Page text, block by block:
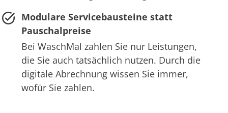
Modulare Servicebausteine statt
Pauschalpreise
Bei WaschMal zahlen Sie nur Leistungen,
die Sie auch tatsächlich nutzen. Durch die
digitale Abrechnung wissen Sie immer,
wofür Sie zahlen.